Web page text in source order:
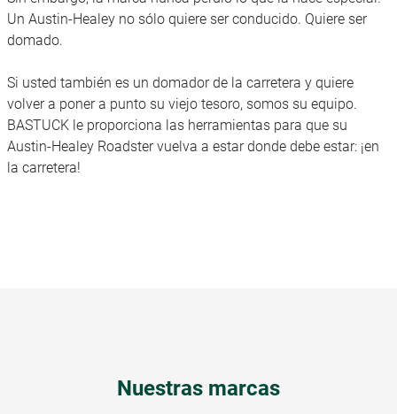
Un Austin-Healey no sólo quiere ser conducido. Quiere ser
domado.
Si usted también es un domador de la carretera y quiere
volver a poner a punto su viejo tesoro, somos su equipo.
BASTUCK le proporciona las herramientas para que su
Austin-Healey Roadster vuelva a estar donde debe estar: ¡en
la carretera!
Nuestras marcas